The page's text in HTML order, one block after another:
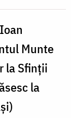
Munte
la Sfinții
la